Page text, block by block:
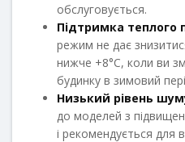
обслуговується.
Підтримка теплого
режим не дає
нижче +8°C, коли ви
будинку в зимовий
Низький рівень
до моделей з
і рекомендується для